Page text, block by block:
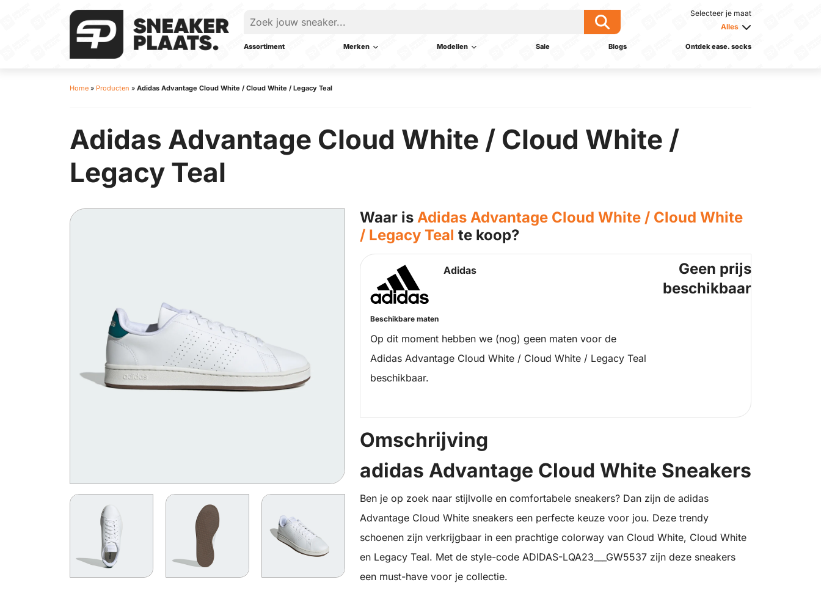
Selecteer je maat
Alles
Assortiment Merken Modellen Sale Blogs Ontdek ease. socks
Home » Producten » Adidas Advantage Cloud White / Cloud White / Legacy Teal
Adidas Advantage Cloud White / Cloud White /
Legacy Teal
Waar is Adidas Advantage Cloud White / Cloud White
/ Legacy Teal te koop?
Adidas
Beschikbare maten
Op dit moment hebben we (nog) geen maten voor de
Adidas Advantage Cloud White / Cloud White / Legacy Teal
beschikbaar.
Geen prijs
beschikbaar
Omschrijving
adidas Advantage Cloud White Sneakers
Ben je op zoek naar stijlvolle en comfortabele sneakers? Dan zijn de adidas
Advantage Cloud White sneakers een perfecte keuze voor jou. Deze trendy
schoenen zijn verkrijgbaar in een prachtige colorway van Cloud White, Cloud White
en Legacy Teal. Met de style-code ADIDAS-LQA23___GW5537 zijn deze sneakers
een must-have voor je collectie.